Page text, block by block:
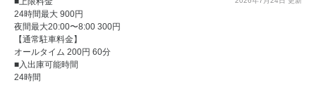
24時間最大 900円
夜間最大20:00〜8:00 300円
【通常駐車料金】
オールタイム 200円 60分
■入出庫可能時間
24時間